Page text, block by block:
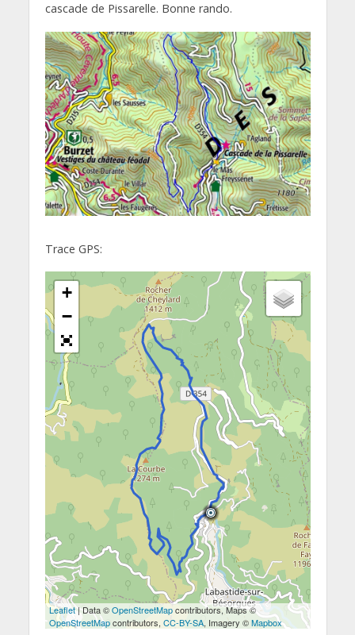
cascade de Pissarelle. Bonne rando.
Trace GPS:
+
−
Leaflet| Data ©OpenStreetMapcontributors, Maps ©
OpenStreetMapcontributors, CC-BY-SA, Imagery ©Mapbox